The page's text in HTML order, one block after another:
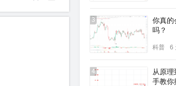
3
你真的
吗？
科普 6
4
从原
手教你